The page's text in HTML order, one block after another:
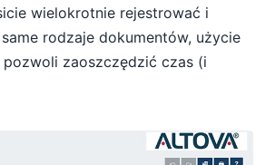
wielokrotnie rejestrować i
rodzaje dokumentów, użycie
zaoszczędzić czas (i